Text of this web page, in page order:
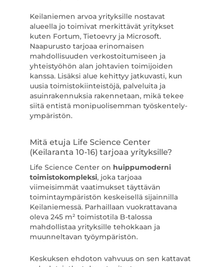
Keilaniemen arvoa yrityksille nostavat
alueella jo toimivat merkittävät yritykset
kuten Fortum, Tietoevry ja Microsoft.
Naapurusto tarjoaa erinomaisen
mahdollisuuden verkostoitumiseen ja
yhteistyöhön alan johtavien toimijoiden
kanssa. Lisäksi alue kehittyy jatkuvasti, kun
uusia toimistokiinteistöjä, palveluita ja
asuinrakennuksia rakennetaan, mikä tekee
siitä entistä monipuolisemman työskentely-
ympäristön.
Mitä etuja Life Science Center
(Keilaranta 10-16) tarjoaa yrityksille?
Life Science Center on huippumoderni
toimistokompleksi, joka tarjoaa
viimeisimmät vaatimukset täyttävän
toimintaympäristön keskeisellä sijainnilla
Keilaniemessä. Parhaillaan vuokrattavana
oleva 245 m² toimistotila B-talossa
mahdollistaa yrityksille tehokkaan ja
muunneltavan työympäristön.
Keskuksen ehdoton vahvuus on sen kattavat